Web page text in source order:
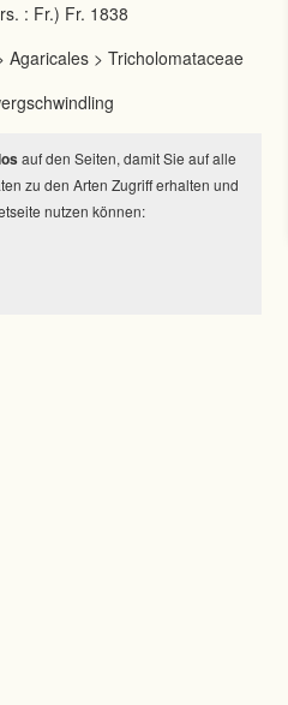
: Fr.) Fr. 1838
Agaricales > Tricholomataceae
auf den Seiten, damit Sie auf alle
zu den Arten Zugriff erhalten und
nutzen können: